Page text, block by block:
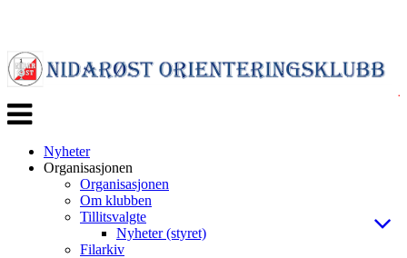
Veksle
navigasjon
Nyheter
Organisasjonen
Organisasjonen
Om klubben
Tillitsvalgte
Nyheter (styret)
Filarkiv